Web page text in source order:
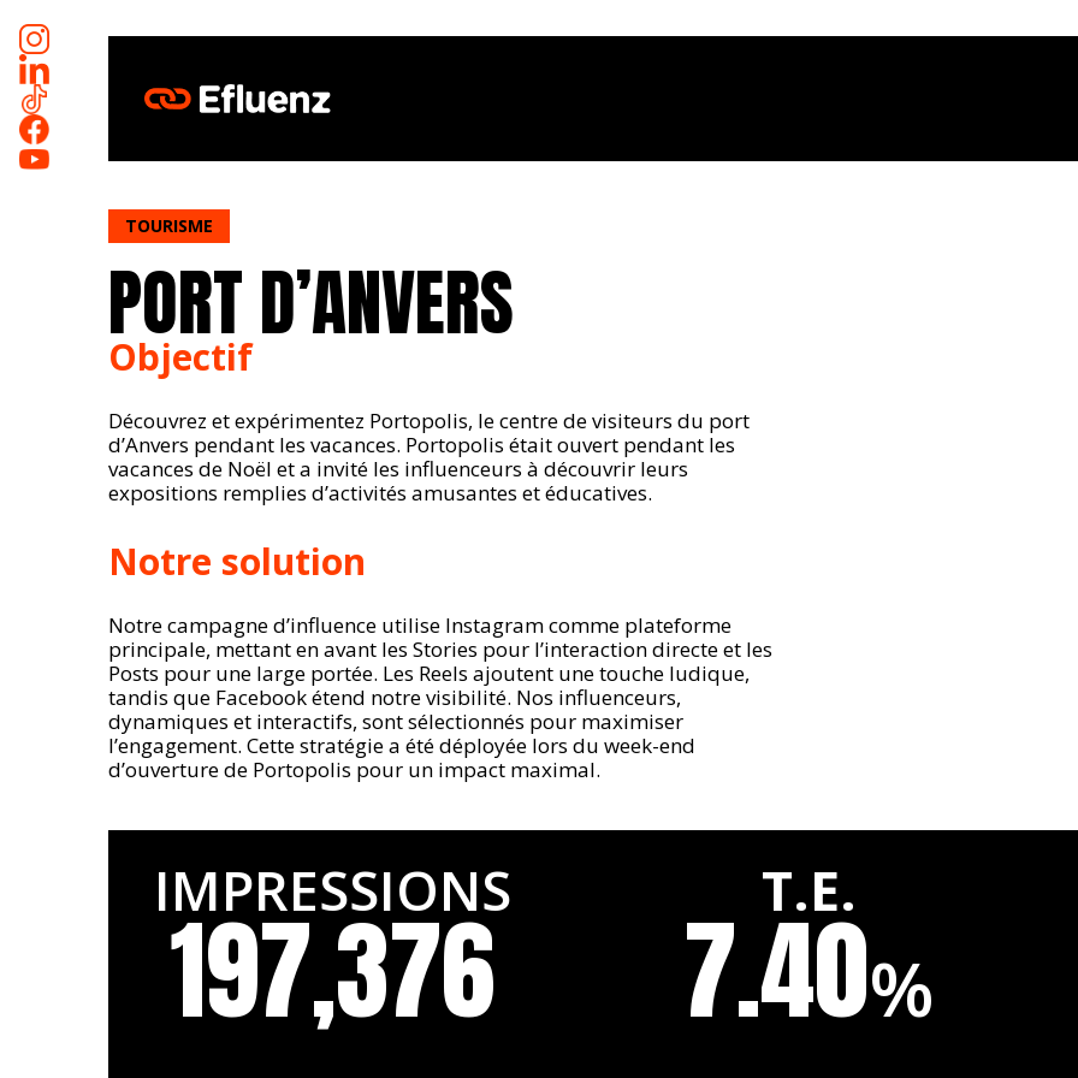
main
content
TOURISME
PORT D’ANVERS
Objectif
Découvrez et expérimentez Portopolis, le centre de visiteurs du port
d’Anvers pendant les vacances. Portopolis était ouvert pendant les
vacances de Noël et a invité les influenceurs à découvrir leurs
expositions remplies d’activités amusantes et éducatives.
Notre solution
Notre campagne d’influence utilise Instagram comme plateforme
principale, mettant en avant les Stories pour l’interaction directe et les
Posts pour une large portée. Les Reels ajoutent une touche ludique,
tandis que Facebook étend notre visibilité. Nos influenceurs,
dynamiques et interactifs, sont sélectionnés pour maximiser
l’engagement. Cette stratégie a été déployée lors du week-end
d’ouverture de Portopolis pour un impact maximal.
IMPRESSIONS
197,376 T.E.
7.40%